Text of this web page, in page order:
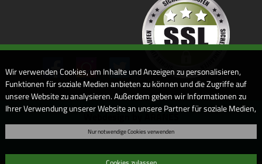
Webdesign by ARANES
Wir verwenden Cookies, um Inhalte und Anzeigen zu personalisieren,
Funktionen für soziale Medien anbieten zu können und die Zugriffe auf
unsere Website zu analysieren. Außerdem geben wir Informationen zu
Ihrer Verwendung unserer Website an unsere Partner für soziale Medien,
Informationen möglicherweise mit weiteren Daten zusammen, die Sie
Dienste gesammelt haben. Sofern Sie uns Ihre Einwilligung geben,
Nur notwendige Cookies verwenden